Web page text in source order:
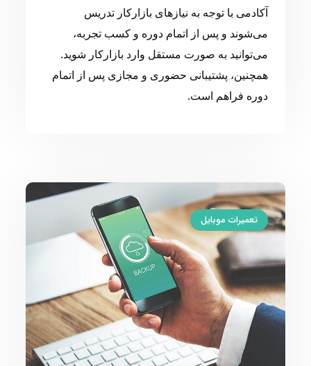
آکادمی با توجه به نیازهای بازارکار تدریس
می‌شوند و پس از اتمام دوره و کسب تجربه،
می‌توانید به صورت مستقل وارد بازارکار شوید.
همچنین، پشتیبانی حضوری و مجازی پس از اتمام
دوره فراهم است.
تعمیرات موبایل